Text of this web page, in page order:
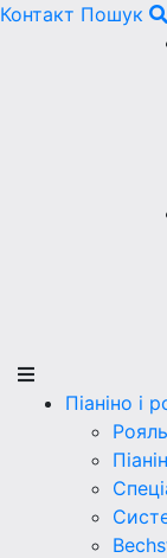
Контакт Пошук
Піаніно і
Рояль